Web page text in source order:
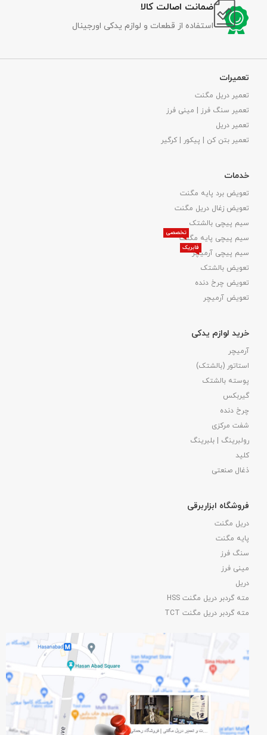
ضمانت اصالت کالا
استفاده از قطعات و لوازم یدکی اورجینال
تعمیرات
تعمیر دریل مگنت
تعمیر سنگ فرز | مینی فرز
تعمیر دریل
تعمیر بتن کن | پیکور | کرگیر
خدمات
تعویض برد پایه مگنت
تعویض زغال دریل مگنت
سیم پیچی بالشتک
سیم پیچی پایه مگنت
تخصصی
سیم پیچی آرمیچر
فابریک
تعویض بالشتک​
تعویض چرخ دنده
تعویض آرمیچر
خرید لوازم یدکی
آرمیچر
استاتور (بالشتک)
پوسته بالشتک
گیربکس
چرخ دنده
شفت مرکزی
رولبرینگ | بلبرینگ
کلید
ذغال صنعتی
فروشگاه ابزاربرقی
دریل مگنت
پایه مگنت
سنگ فرز
مینی فرز
دریل
مته گردبر دریل مگنت HSS
مته گردبر دریل مگنت TCT